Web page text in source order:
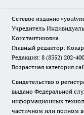
Сетевое издание
Учредитель
Константиновна
Главный редактор:
Редакция: 8 (8352) 202-400
Возрастная категория
Свидетельство о
выдано Федеральной
информационных
частичном или полном